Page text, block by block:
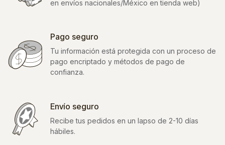
en envíos nacionales/México en tienda web)
Pago seguro
Tu información está protegida con un proceso de
pago encriptado y métodos de pago de
confianza.
Envío seguro
Recibe tus pedidos en un lapso de 2-10 días
hábiles.